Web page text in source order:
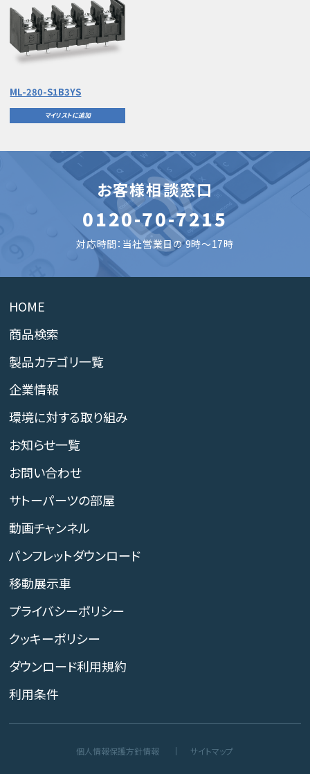
ML-280-S1B3YS
マイリストに追加
お客様相談窓口
0120-70-7215
対応時間：当社営業日の 9時～17時
HOME
商品検索
製品カテゴリ一覧
企業情報
環境に対する取り組み
お知らせ一覧
お問い合わせ
サトーパーツの部屋
動画チャンネル
パンフレットダウンロード
移動展示車
プライバシーポリシー
クッキーポリシー
ダウンロード利用規約
利用条件
個人情報保護方針情報 サイトマップ